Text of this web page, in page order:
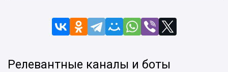
Релевантные каналы и боты